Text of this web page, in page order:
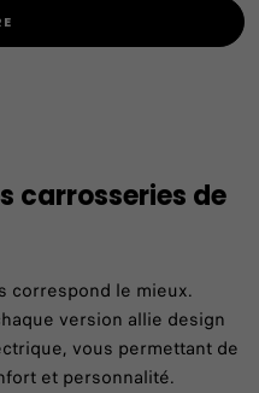
carrosseries de
correspond le mieux.
version allie design
vous permettant de
et personnalité.